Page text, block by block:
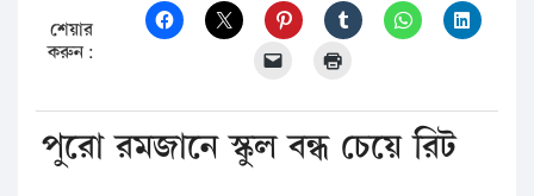
শেয়ার
করুন:
পুরো রমজানে স্কুল বন্ধ চেয়ে রিট